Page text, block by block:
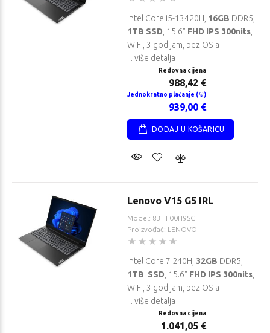
Intel Core i5-13420H, 16GB DDR5,
1TB SSD , 15.6" FHD IPS 300nits
WiFi, 3 god jam, bez OS-a
... više detalja
Redovna cijena
988,42 €
Jednokratno plaćanje ( )
939,00 €
DODAJ U KOŠARICU
Lenovo V15 G5 IRL
Model: 83HF00H9SC
Proizvođač: LENOVO
Intel Core 7 240H, 32GB DDR5,
1TB SSD , 15.6" FHD IPS 300nits
WiFi, 3 god jam, bez OS-a
... više detalja
Redovna cijena
1.041,05 €